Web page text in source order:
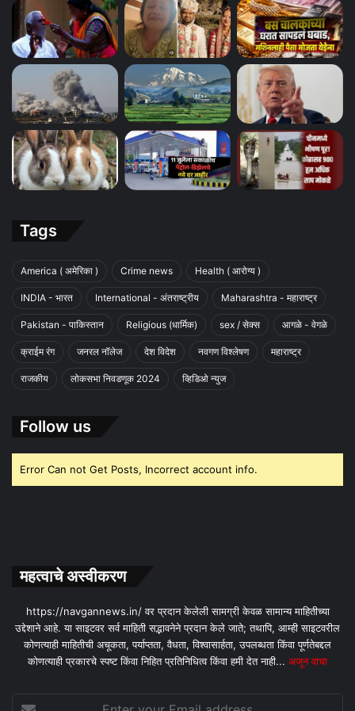
Tags
America ( अमेरिका ) Crime news Health ( आरोग्य )
INDIA - भारत International - अंतराष्ट्रीय Maharashtra - महाराष्ट्र
Pakistan - पाकिस्तान Religious (धार्मिक) sex / सेक्स आगळे - वेगळे
क्राईम रंग जनरल नॉलेज देश विदेश नवगण विश्लेषण महाराष्ट्र
राजकीय लोकसभा निवडणूक 2024 व्हिडिओ न्युज
Follow us
Error Can not Get Posts, Incorrect account info.
महत्वाचे अस्वीकरण
https://navgannews.in/ वर प्रदान केलेली सामग्री केवळ सामान्य माहितीच्या
उद्देशाने आहे. या साइटवर सर्व माहिती सद्भावनेने प्रदान केले जाते; तथापि, आम्ही साइटवरील
कोणत्याही माहितीची अचूकता, पर्याप्तता, वैधता, विश्वासार्हता, उपलब्धता किंवा पूर्णतेबद्दल
कोणत्याही प्रकारचे स्पष्ट किंवा निहित प्रतिनिधित्व किंवा हमी देत ​​नाही... अजून वाचा